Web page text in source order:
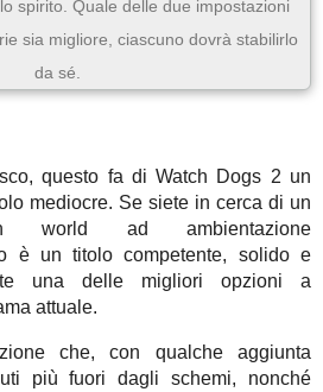
spirito. Quale delle due impostazioni
sia migliore, ciascuno dovrà stabilirlo
da sé.
questo fa di Watch Dogs 2 un
mediocre. Se siete in cerca di un
world ad ambientazione
è un titolo competente, solido e
una delle migliori opzioni a
attuale.
che, con qualche aggiunta
più fuori dagli schemi, nonché